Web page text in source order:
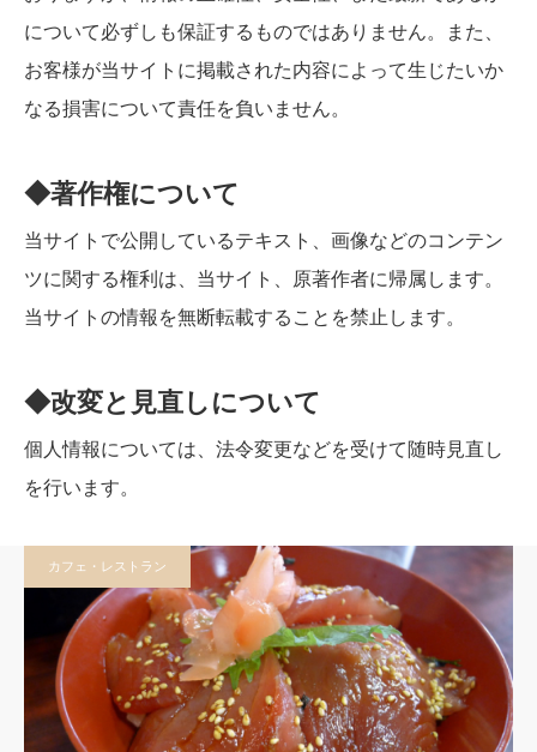
について必ずしも保証するものではありません。また、
お客様が当サイトに掲載された内容によって生じたいか
なる損害について責任を負いません。
◆著作権について
当サイトで公開しているテキスト、画像などのコンテン
ツに関する権利は、当サイト、原著作者に帰属します。
当サイトの情報を無断転載することを禁止します。
◆改変と見直しについて
個人情報については、法令変更などを受けて随時見直し
を行います。
カフェ・レストラン